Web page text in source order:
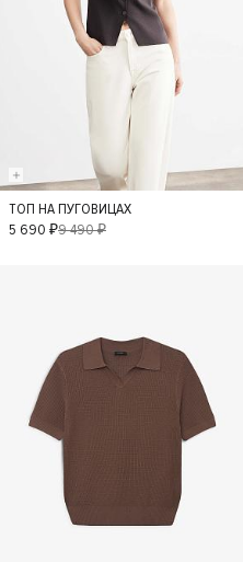
S L
ТОП НА ПУГОВИЦАХ
5 690 ₽9 490 ₽